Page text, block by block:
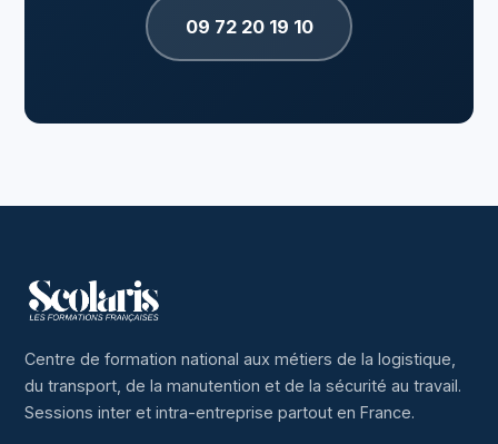
09 72 20 19 10
Centre de formation national aux métiers de la logistique,
du transport, de la manutention et de la sécurité au travail.
Sessions inter et intra-entreprise partout en France.